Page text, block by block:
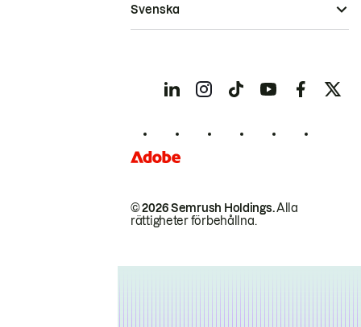
© 2026 Semrush Holdings.Alla
rättigheter förbehållna.
Svenska